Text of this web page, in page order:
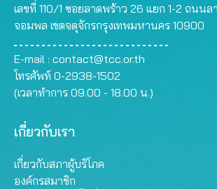
เลขที่ 110/1 ซอยลาดพร้าว 26 แยก 1-2 ถนนล
จอมพล เขตจตุจักรกรุงเทพมหานคร 10900
E-mail : contact@tcc.or.th
โทรศัพท์ 0-2938-1502
(เวลาทำการ 09.00 - 18.00 น.)
เกี่ยวกับเรา
เกี่ยวกับสภาผู้บริโภค
องค์กรสมาชิก